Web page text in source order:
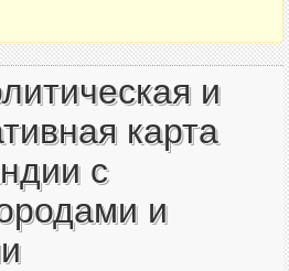
и
карта
с
и